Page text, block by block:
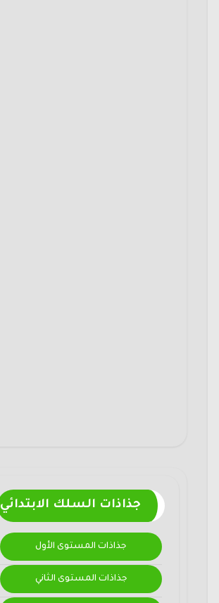
جذاذات السلك الابتدائي
جذاذات المستوى الأول
جذاذات المستوى الثاني